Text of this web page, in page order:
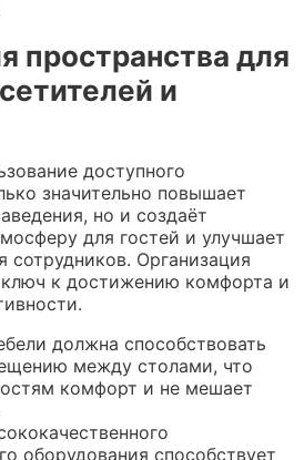
пространства для
и
доступного
значительно повышает
но и создаёт
для гостей и улучшает
сотрудников. Организация
к достижению комфорта и
должна способствовать
между столами, что
комфорт и не мешает
оборудования способствует